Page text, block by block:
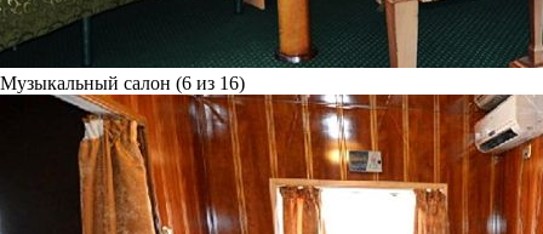
Музыкальный салон (6 из 16)